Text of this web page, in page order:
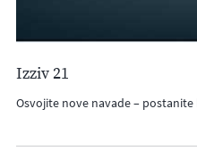
Izziv 21
Osvojite nove navade –